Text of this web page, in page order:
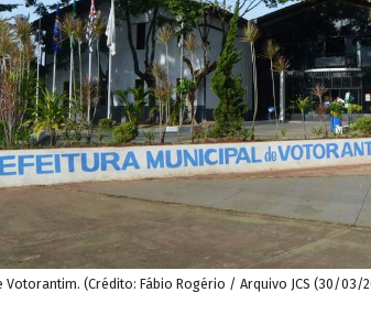
Votorantim. (Crédito: Fábio Rogério / Arquivo JCS (30/03/